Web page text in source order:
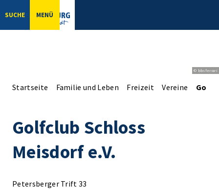
SUCHE MENÜ
© bbsferrari
Startseite Familie und Leben Freizeit Vereine
Golfclub Schloss
Meisdorf e.V.
Petersberger Trift 33